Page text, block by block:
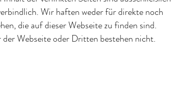
Wir haften weder für direkte noch
die auf dieser Webseite zu finden sind.
Webseite oder Dritten bestehen nicht.